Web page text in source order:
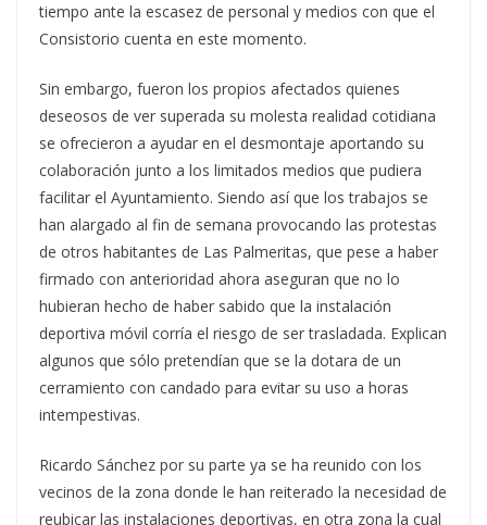
tiempo ante la escasez de personal y medios con que el
Consistorio cuenta en este momento.
Sin embargo, fueron los propios afectados quienes
deseosos de ver superada su molesta realidad cotidiana
se ofrecieron a ayudar en el desmontaje aportando su
colaboración junto a los limitados medios que pudiera
facilitar el Ayuntamiento. Siendo así que los trabajos se
han alargado al fin de semana provocando las protestas
de otros habitantes de Las Palmeritas, que pese a haber
firmado con anterioridad ahora aseguran que no lo
hubieran hecho de haber sabido que la instalación
deportiva móvil corría el riesgo de ser trasladada. Explican
algunos que sólo pretendían que se la dotara de un
cerramiento con candado para evitar su uso a horas
intempestivas.
Ricardo Sánchez por su parte ya se ha reunido con los
vecinos de la zona donde le han reiterado la necesidad de
reubicar las instalaciones deportivas, en otra zona la cual